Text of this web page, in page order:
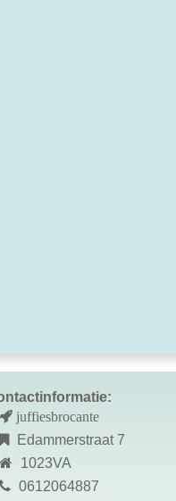
juffiesbrocante
Edammerstraat 7
1023VA
0612064887